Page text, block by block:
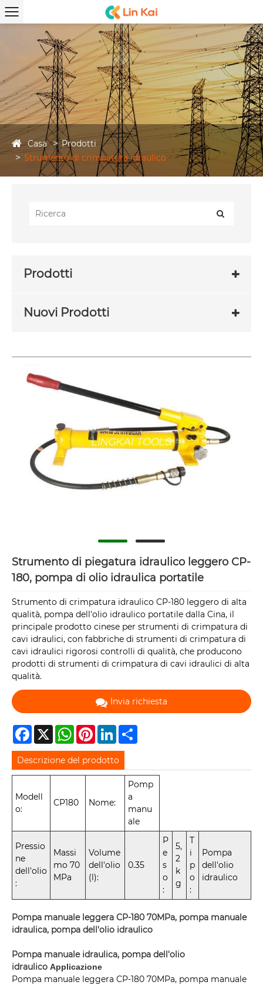
Casa
Prodotti
Strumento di crimpatura idraulico
Prodotti
Nuovi Prodotti
Strumento di piegatura idraulico leggero CP-
180, pompa di olio idraulica portatile
Strumento di crimpatura idraulico CP-180 leggero di alta
qualità, pompa dell'olio idraulico portatile dalla Cina, il
principale prodotto cinese per strumenti di crimpatura di
cavi idraulici, con fabbriche di strumenti di crimpatura di
cavi idraulici rigorosi controlli di qualità, che producono
prodotti di strumenti di crimpatura di cavi idraulici di alta
qualità.
Invia richiesta
Facebook
X WhatsAppPinterestLinkedIn
Descrizione del prodotto
Modell
o:
CP180 Nome:
Pomp
a
manu
ale
Pressio
ne
dell'olio
:
Massi
mo 70
MPa
Volume
dell'olio
(l):
0.35
P
e
s
o
:
5,
2
k
g
T
i
p
o
:
Pompa
dell'olio
idraulico
Pompa manuale leggera CP-180 70MPa, pompa manuale
idraulica, pompa dell'olio idraulico
Pompa manuale idraulica, pompa dell'olio
idraulico Applicazione
Pompa manuale leggera CP-180 70MPa, pompa manuale